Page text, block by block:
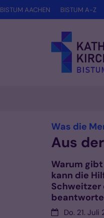
Zum Inhalt springen
BISTUM AACHEN BISTUM A-Z
Was die
Aus
Warum
kann die
Datum:Do. 21. Juli